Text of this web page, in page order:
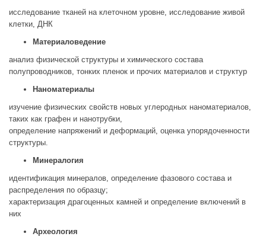
исследование тканей на клеточном уровне, исследование живой
клетки, ДНК
Материаловедение
анализ физической структуры и химического состава
полупроводников, тонких пленок и прочих материалов и структур
Наноматериалы
изучение физических свойств новых углеродных наноматериалов,
таких как графен и нанотрубки,
определение напряжений и деформаций, оценка упорядоченности
структуры.
Минералогия
идентификация минералов, определение фазового состава и
распределения по образцу;
характеризация драгоценных камней и определение включений в
них
Археология